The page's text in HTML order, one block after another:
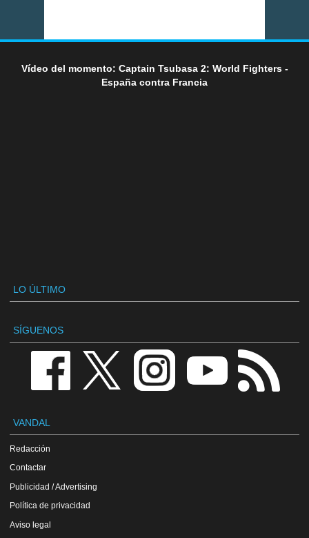
Vídeo del momento: Captain Tsubasa 2: World Fighters -
España contra Francia
LO ÚLTIMO
SÍGUENOS
VANDAL
Redacción
Contactar
Publicidad / Advertising
Política de privacidad
Aviso legal